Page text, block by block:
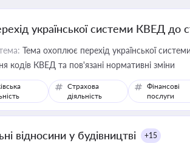
української системи КВЕД до
Тема охоплює перехід української
кодів КВЕД та пов'язані нормативні зміни
Страхова
діяльність
Фінансові
послуги
відносини у будівництві +15